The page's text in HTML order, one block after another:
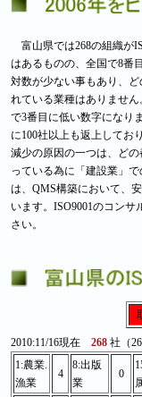
富山県では268の組織が
はあるものの、全国で8番
対数が少ない事もあり、
れている業種はありませ
で3番目に低い数字になり
に100社以上も返上してお
減少の原因の一つは、ど
っている為に「建設業」
は、QMS構築において、
います。ISO9001のコン
さい。
2010:11/16現在 268 社（
1:農業.
漁業
4
8:出版
業
0